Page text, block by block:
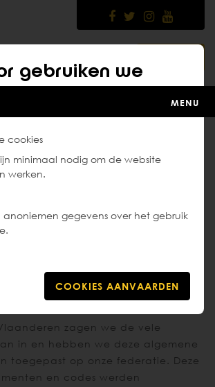
gebruiken we
cookies
minimaal nodig om de website
werken.
anoniemen gegevens over het gebruik
MENU
bestuur
een code geschreven die een
te volgen.
zagen we de vele
in en hebben we deze algemene
toegepast op onze federatie. Deze
en codes werden